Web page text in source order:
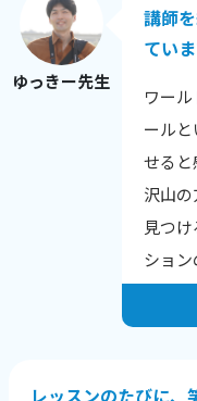
生徒さんの性格や興味
興味を持った理由か
で、相手を知ること
英語に自信をなくし
ン後に安心される様
自分の言いたい事を
しいなどの、喜びの
もやりがいを感じま
ゆっきー先生
講師
てい
ワー
ール
せると
沢山
見つ
ション
人は
レッ
レッスンのたびに、